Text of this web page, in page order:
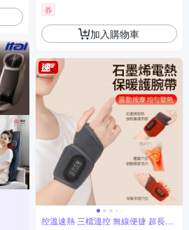
券
加入購物車
控溫速熱 三檔溫控 無線便捷 超長續